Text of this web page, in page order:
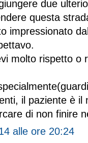
due
questa
impressionato
molto rispetto o
il paziente è il
di non finire
alle ore 20:24